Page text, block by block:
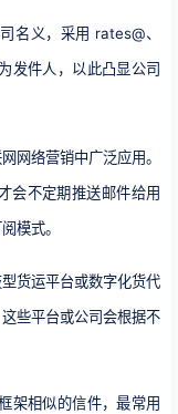
名义，采用 rates@、
发件人，以此凸显公司
网络营销中广泛应用。
会不定期推送邮件给用
模式。
货运平台或数字化货代
些平台或公司会根据不
架相似的信件，最常用